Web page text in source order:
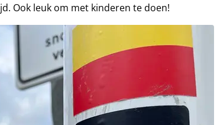
Ook leuk om met kinderen te doen!